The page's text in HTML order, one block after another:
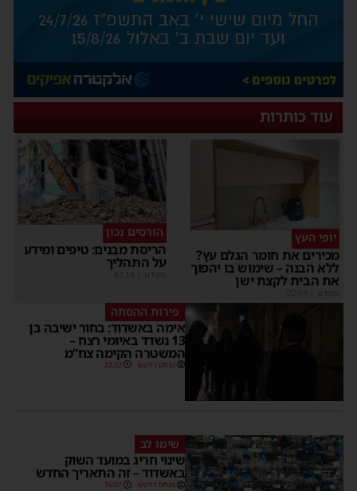
עוד כותרות
יופי העץ
מכירים את חומר הגלם עץ?
ללא הבנה – שימוש בו יהפוך
את הבית לקצת ישן
מקודם
הורסים נכון
הריסת מבנים: טיפים ומידע
על התהליך
מקודם
פירות ההסתה
אימה באשדוד: בחור ישיבה בן
13 נשדד באיומי רצח –
המשטרה הקימה צח”מ
מנחם דויטש 22:32
שימו לב
שינוי חריג במועד השוק
באשדוד – זה התאריך החדש
מנחם דויטש 16:07